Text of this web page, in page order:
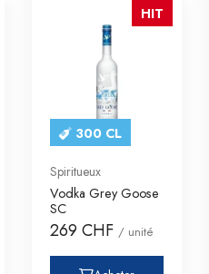
300 CL
Spiritueux
Vodka Grey Goose
SC
269 CHF / unité
HIT